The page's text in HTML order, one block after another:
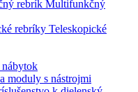
Multifunkčný
Teleskopické
moduly s nástrojmi